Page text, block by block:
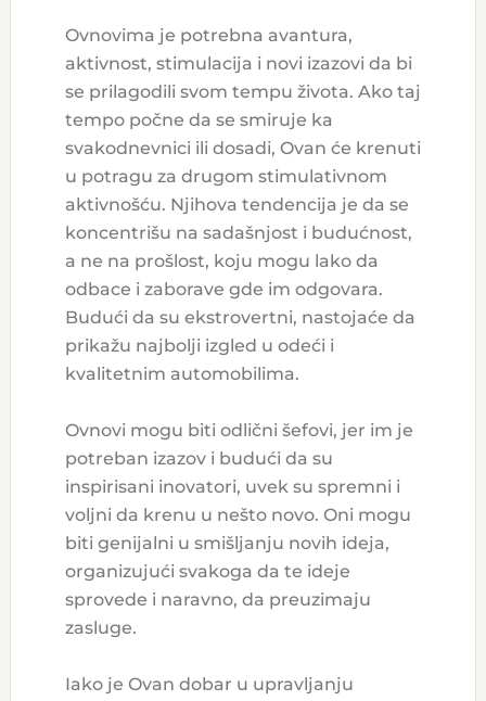
Ovnovima je potrebna avantura,
aktivnost, stimulacija i novi izazovi da bi
se prilagodili svom tempu života. Ako taj
tempo počne da se smiruje ka
svakodnevnici ili dosadi, Ovan će krenuti
u potragu za drugom stimulativnom
aktivnošću. Njihova tendencija je da se
koncentrišu na sadašnjost i budućnost,
a ne na prošlost, koju mogu lako da
odbace i zaborave gde im odgovara.
Budući da su ekstrovertni, nastojaće da
prikažu najbolji izgled u odeći i
kvalitetnim automobilima.
Ovnovi mogu biti odlični šefovi, jer im je
potreban izazov i budući da su
inspirisani inovatori, uvek su spremni i
voljni da krenu u nešto novo. Oni mogu
biti genijalni u smišljanju novih ideja,
organizujući svakoga da te ideje
sprovede i naravno, da preuzimaju
zasluge.
Iako je Ovan dobar u upravljanju